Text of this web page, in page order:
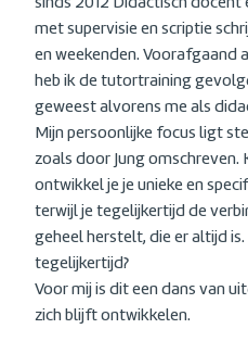
sinds 2012 Didactisch docent
met supervisie en scriptie
en weekenden. Voorafgaand
heb ik de tutortraining
geweest alvorens me als
Mijn persoonlijke focus ligt
zoals door Jung omschreven.
ontwikkel je je unieke en
terwijl je tegelijkertijd de
geheel herstelt, die er altijd
tegelijkertijd?
Voor mij is dit een dans van
zich blijft ontwikkelen.